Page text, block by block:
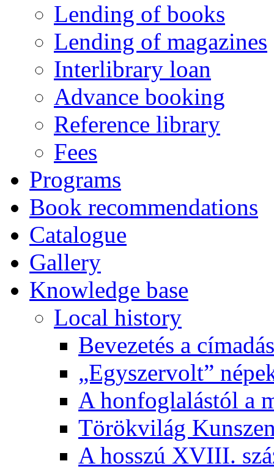
Lending of books
Lending of magazines
Interlibrary loan
Advance booking
Reference library
Fees
Programs
Book recommendations
Catalogue
Gallery
Knowledge base
Local history
Bevezetés a
„Egyszervolt”
A honfoglalástól a
Törökvilág
A hosszú XVIII.